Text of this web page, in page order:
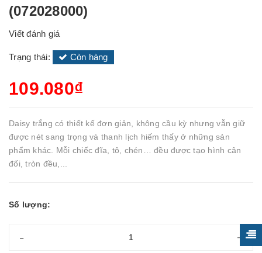
(072028000)
Viết đánh giá
Trạng thái: Còn hàng
109.080₫
Daisy trắng có thiết kế đơn giản, không cầu kỳ nhưng vẫn giữ
được nét sang trọng và thanh lịch hiếm thấy ở những sản
phẩm khác. Mỗi chiếc đĩa, tô, chén… đều được tạo hình cân
đối, tròn đều,...
Số lượng:
- +